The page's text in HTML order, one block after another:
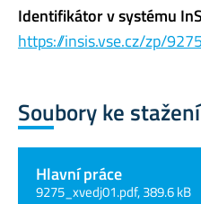
Identifikátor v systému
https://insis.vse.cz/zp/
Soubory ke stažení
Hlavní práce
9275_xvedj01.pdf, 389.6 kB